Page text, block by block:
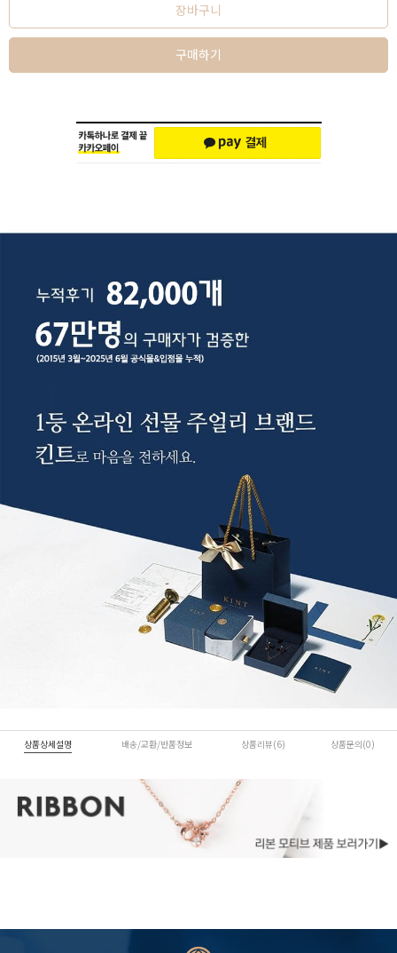
장바구니
구매하기
상품상세설명 배송/교환/반품정보 상품리뷰(6) 상품문의(0)